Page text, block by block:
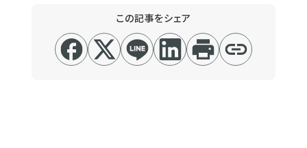
この記事をシェア